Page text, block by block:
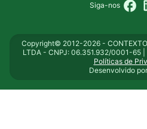
Siga-nos
Copyright© 2012-2026 - CONTEXTO
LTDA - CNPJ: 06.351.932/0001-65
Políticas de
Desenvolvido por